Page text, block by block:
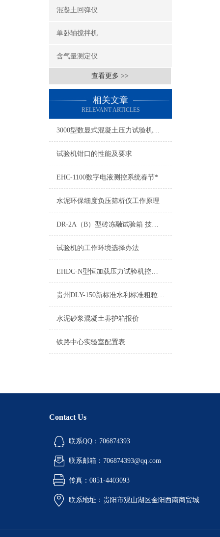
混凝土回弹仪
单卧轴搅拌机
含气量测定仪
查看更多 >>
相关文章
RELEVANT ARTICLES
3000型数显式混凝土压力试验机、精度高、稳定性好、质量可靠
试验机钳口的性能及要求
EHC-1100数字电液测控系统春节*
水泥环保细度负压筛析仪工作原理
DR-2A（B）型砖冻融试验箱 技术参数
试验机的工作环境选择办法
EHDC-N型恒加载压力试验机控制系统操作说明书
贵州DLY-150新标准水利标准粗粒土电动重型击实仪使用说明
水泥砂浆混凝土养护箱报价
铁路中心实验室配置表
Contact Us
联系QQ：706874393
联系邮箱：706874393@qq.com
传真：0851-4403093
联系地址：贵阳市观山湖区金阳西南商贸城